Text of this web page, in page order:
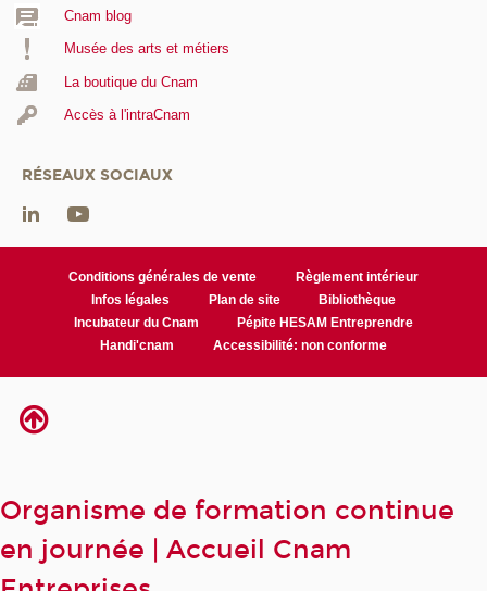
Cnam blog
Musée des arts et métiers
La boutique du Cnam
Accès à l'intraCnam
RÉSEAUX SOCIAUX
Conditions générales de vente
Règlement intérieur
Infos légales
Plan de site
Bibliothèque
Incubateur du Cnam
Pépite HESAM Entreprendre
Handi'cnam
Accessibilité: non conforme
Organisme de formation continue
en journée | Accueil Cnam